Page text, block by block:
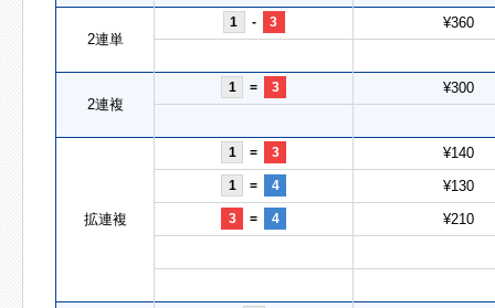
2連単
1 - 3 ¥360
2連複
1 = 3 ¥300
拡連複
1 = 3 ¥140
1 = 4 ¥130
3 = 4 ¥210